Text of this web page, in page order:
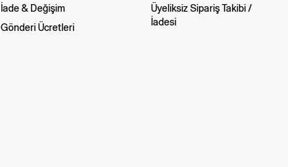
İade & Değişim
Gönderi Ücretleri
Üyeliksiz Sipariş Takibi /
İadesi